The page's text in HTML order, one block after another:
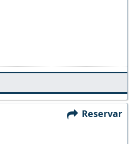
Reservar